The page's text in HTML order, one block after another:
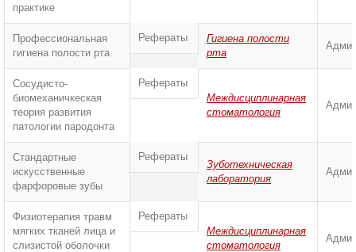
практике
Профессиональная
гигиена полости рта
Рефераты
Гигиена полости
рта
Сосудисто-
биомеханичкеская
теория развития
патологии пародонта
Рефераты
Междисциплинарная
стоматология
Стандартные
искусственные
фарфоровые зубы
Рефераты
Зуботехническая
лаборатория
Физиотерапия травм
мягких тканей лица и
слизистой оболочки
Рефераты
Междисциплинарная
стоматология